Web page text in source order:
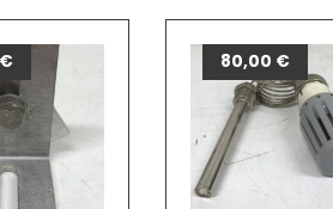
€ 80,00 €